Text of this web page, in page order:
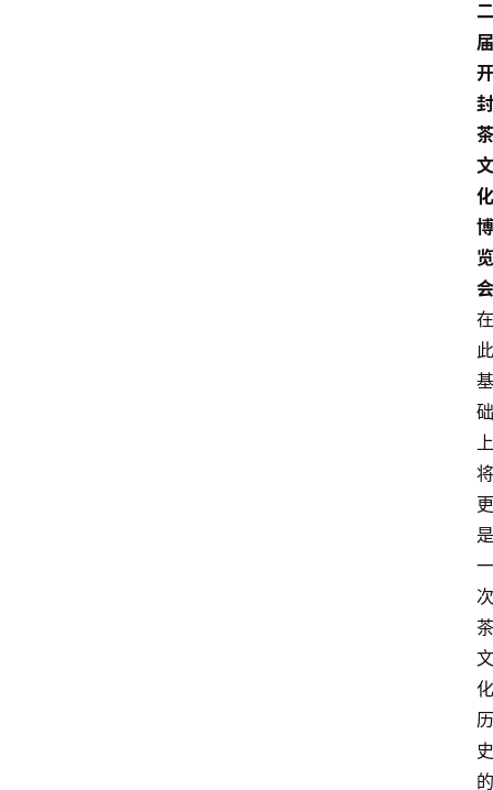
二
届
开
封
茶
文
化
博
览
会
在
此
基
础
上
将
更
是
一
次
茶
文
化
历
史
的